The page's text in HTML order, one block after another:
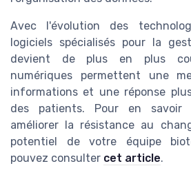
Avec l'évolution des
logiciels spécialisés pour la
devient de plus en plus
numériques permettent une
informations et une réponse
des patients. Pour en savoir
améliorer la résistance au
potentiel de votre équipe
pouvez consulter cet article.